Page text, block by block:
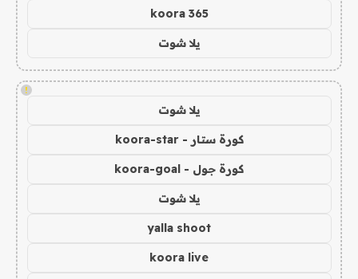
koora 365
يلا شوت
!
يلا شوت
كورة ستار - koora-star
كورة جول - koora-goal
يلا شوت
yalla shoot
koora live